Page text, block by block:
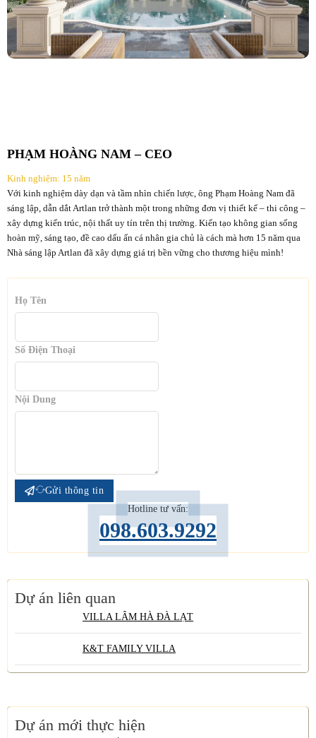
PHẠM HOÀNG NAM – CEO
Kinh nghiệm: 15 năm
Với kinh nghiệm dày dạn và tầm nhìn chiến lược, ông Phạm Hoàng Nam đã
sáng lập, dẫn dắt Artlan trở thành một trong những đơn vị thiết kế – thi công –
xây dựng kiến trúc, nội thất uy tín trên thị trường. Kiến tạo không gian sống
hoàn mỹ, sáng tạo, đề cao dấu ấn cá nhân gia chủ là cách mà hơn 15 năm qua
Nhà sáng lập Artlan đã xây dựng giá trị bền vững cho thương hiệu mình!
Họ Tên
Số Điện Thoại
Nội Dung
Gửi thông tin
Hotline tư vấn:
098.603.9292
Dự án liên quan
VILLA LÂM HÀ ĐÀ LẠT
K&T FAMILY VILLA
Dự án mới thực hiện